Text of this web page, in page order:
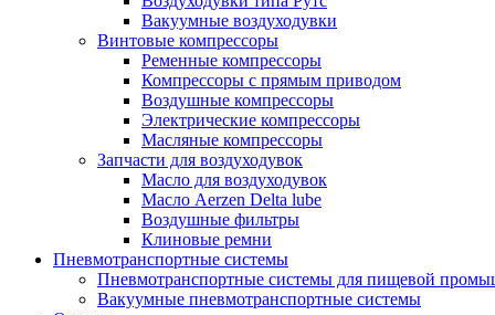
Вакуумные воздуходувки
Винтовые компрессоры
Ременные компрессоры
Компрессоры с прямым приводом
Воздушные компрессоры
Электрические компрессоры
Масляные компрессоры
Запчасти для воздуходувок
Масло для воздуходувок
Масло Aerzen Delta lube
Воздушные фильтры
Клиновые ремни
Пневмотранспортные системы
Пневмотранспортные системы для пищевой
Вакуумные пневмотранспортные системы